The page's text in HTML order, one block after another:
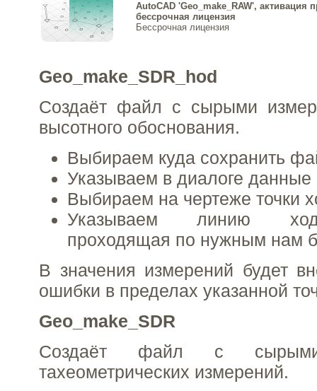
AutoCAD 'Geo_make_RAW', активация
бессрочная лицензия
Бессрочная лицензия
Geo_make_SDR_hod
Создаёт файл с сырыми
высотного обоснования.
Выбираем куда сохранить
Указываем в диалоге данные
Выбираем на чертеже точки
Указываем линию
проходящая по нужным нам
В значения измерений будет
ошибки в пределах указанной
Geo_make_SDR
Создаёт файл с сырыми
тахеометрических измерений.